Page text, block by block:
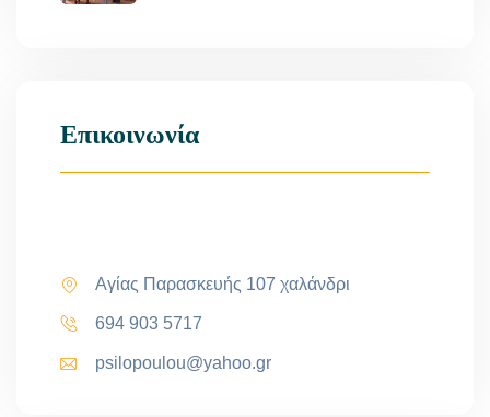
Επικοινωνία
Αγίας Παρασκευής 107 χαλάνδρι
694 903 5717
psilopoulou@yahoo.gr